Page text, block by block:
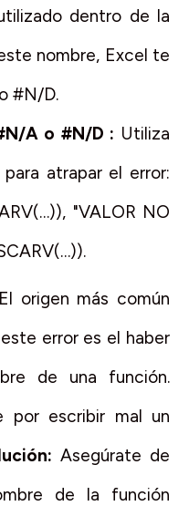
dentro de la
nombre, Excel te
#N/D.
A o #N/D : Utiliza
para atrapar el error:
"VALOR NO
El origen más común
error es el haber
de una función.
por escribir mal un
Asegúrate de
de la función